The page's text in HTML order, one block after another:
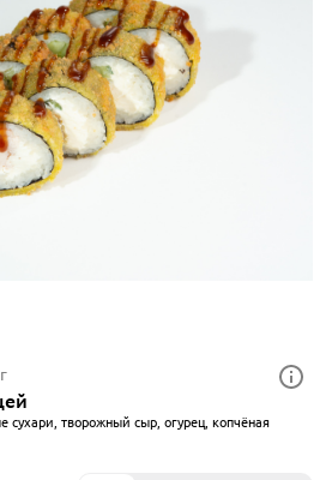
сухари, творожный сыр, огурец, копчёная